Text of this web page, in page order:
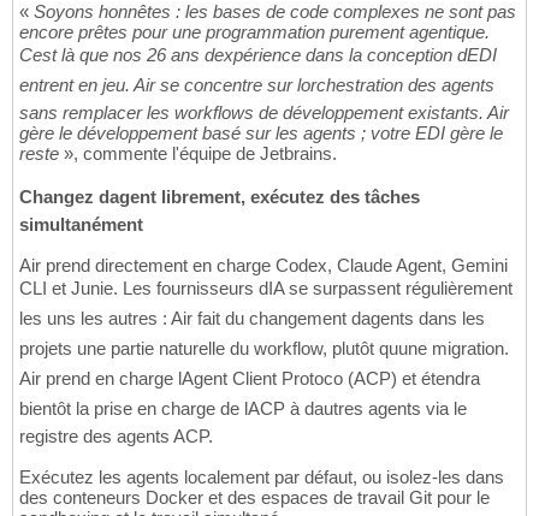
« Soyons honnêtes : les bases de code complexes ne sont pas
encore prêtes pour une programmation purement agentique.
Cest là que nos 26 ans dexpérience dans la conception dEDI
entrent en jeu. Air se concentre sur lorchestration des agents
sans remplacer les workflows de développement existants. Air
gère le développement basé sur les agents ; votre EDI gère le
reste », commente l'équipe de Jetbrains.
Changez dagent librement, exécutez des tâches
simultanément
Air prend directement en charge Codex, Claude Agent, Gemini
CLI et Junie. Les fournisseurs dIA se surpassent régulièrement
les uns les autres : Air fait du changement dagents dans les
projets une partie naturelle du workflow, plutôt quune migration.
Air prend en charge lAgent Client Protoco (ACP) et étendra
bientôt la prise en charge de lACP à dautres agents via le
registre des agents ACP.
Exécutez les agents localement par défaut, ou isolez-les dans
des conteneurs Docker et des espaces de travail Git pour le